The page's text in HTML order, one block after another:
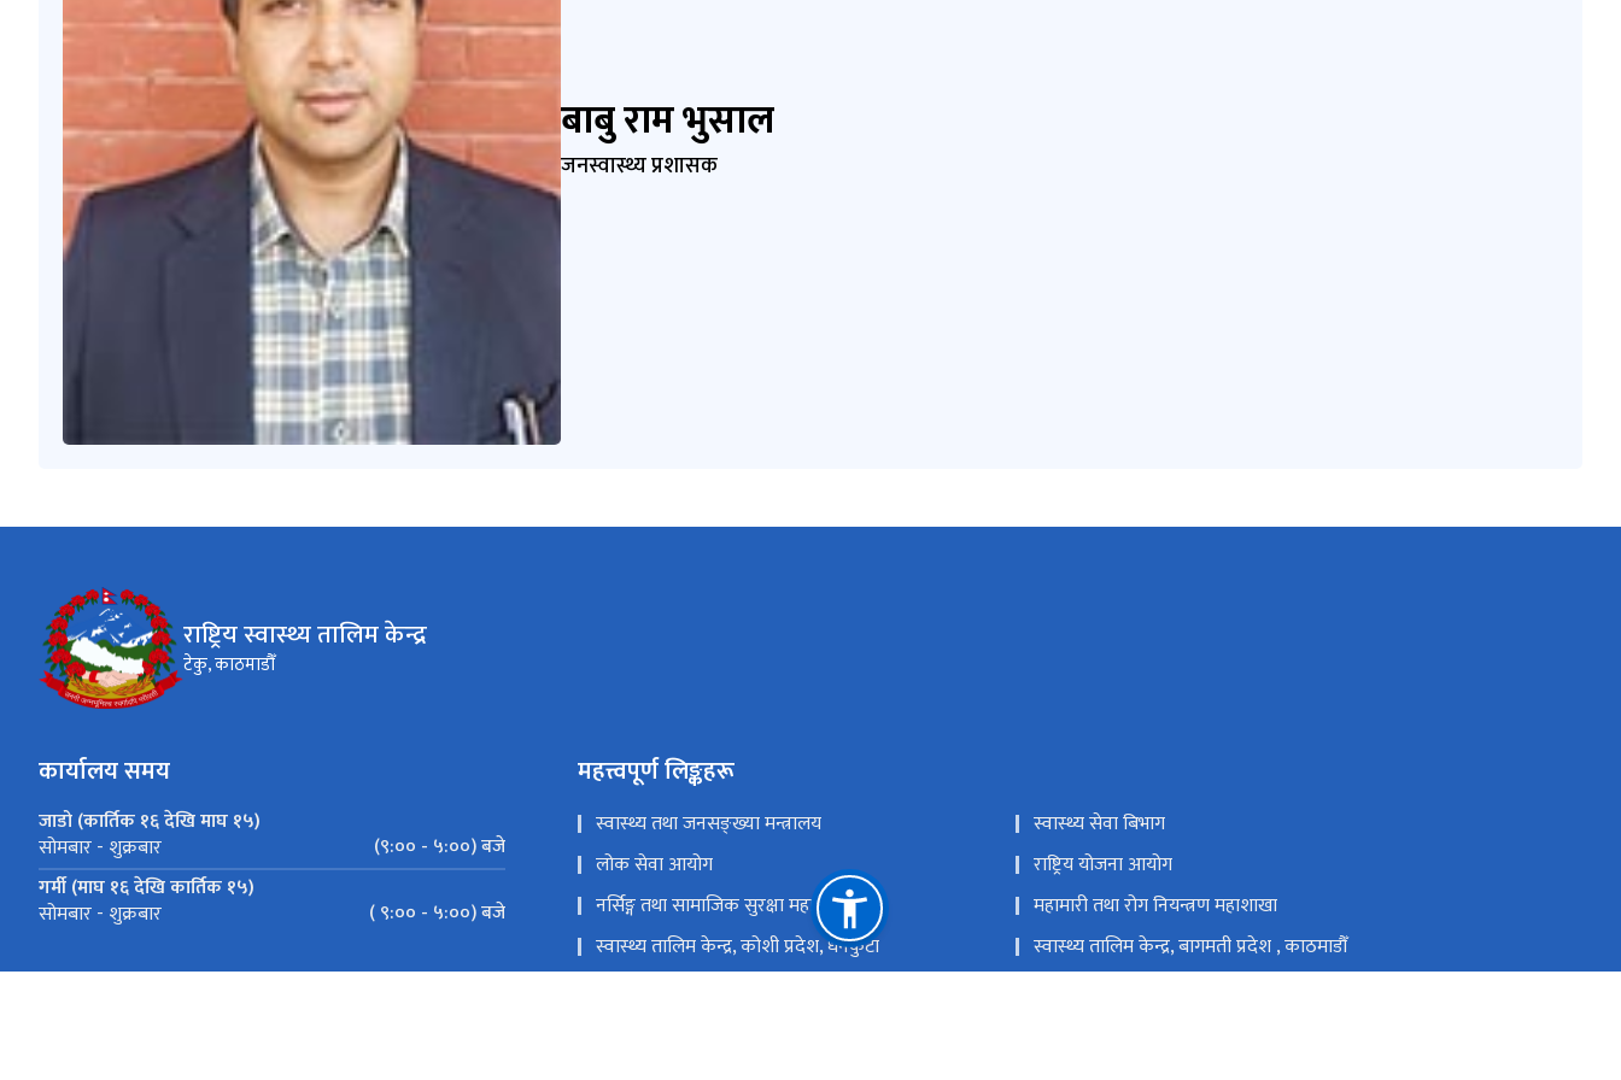
बाबु राम भुसाल
जनस्वास्थ्य प्रशासक
राष्ट्रिय स्वास्थ्य तालिम केन्द्र
टेकु, काठमाडौँ
कार्यालय समय
जाडो (कार्तिक १६ देखि माघ १५)
सोमबार - शुक्रबार
(९:०० - ५:००) बजे
गर्मी (माघ १६ देखि कार्तिक १५)
सोमबार - शुक्रबार ( ९:०० - ५:००) बजे
महत्त्वपूर्ण लिङ्कहरू
स्वास्थ्य तथा जनसङ्ख्या मन्त्रालय
स्वास्थ्य सेवा बिभाग
लोक सेवा आयोग
राष्ट्रिय योजना आयोग
नर्सिङ्ग तथा सामाजिक सुरक्षा महाशाखा
महामारी तथा रोग नियन्त्रण महाशाखा
स्वास्थ्य तालिम केन्द्र, कोशी प्रदेश, धनकुटा
स्वास्थ्य तालिम केन्द्र, बागमती प्रदेश , काठमाडौँ